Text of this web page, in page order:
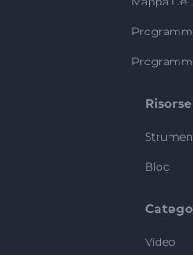
Risorse
Blog
Video